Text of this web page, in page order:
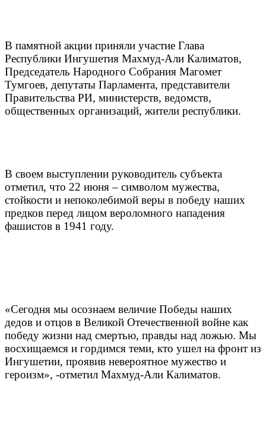
В памятной акции приняли участие Глава
Республики Ингушетия Махмуд-Али Калиматов,
Председатель Народного Собрания Магомет
Тумгоев, депутаты Парламента, представители
Правительства РИ, министерств, ведомств,
общественных организаций, жители республики.
В своем выступлении руководитель субъекта
отметил, что 22 июня – символом мужества,
стойкости и непоколебимой веры в победу наших
предков перед лицом вероломного нападения
фашистов в 1941 году.
«Сегодня мы осознаем величие Победы наших
дедов и отцов в Великой Отечественной войне как
победу жизни над смертью, правды над ложью. Мы
восхищаемся и гордимся теми, кто ушел на фронт из
Ингушетии, проявив невероятное мужество и
героизм», -отметил Махмуд-Али Калиматов.